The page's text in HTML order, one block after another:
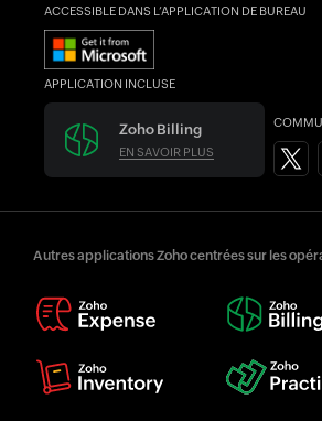
ACCESSIBLE DANS L’APPLICATION DE BUREAU
APPLICATION INCLUSE
Zoho Billing
EN SAVOIR PLUS
Autres applications Zoho centrées sur les